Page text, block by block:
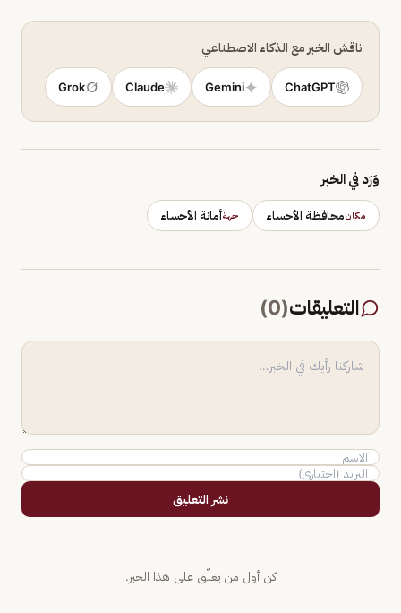
ناقش الخبر مع الذكاء الاصطناعي
ChatGPT
Gemini
Claude
Grok
وَرَد في الخبر
مكانمحافظة الأحساء جهةأمانة الأحساء
التعليقات(
0
)
نشر التعليق
كن أول من يعلّق على هذا الخبر.